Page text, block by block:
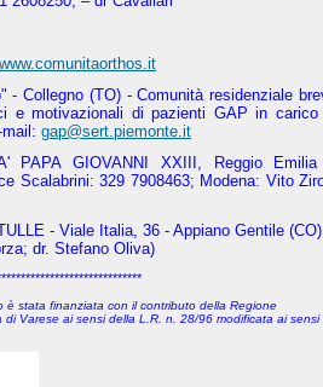
www.comunitaorthos.it
- Collegno (TO) - Comunità residenziale
e motivazionali di pazienti GAP in carico
gap@sert.piemonte.it
PAPA GIOVANNI XXIII, Reggio
Scalabrini: 329 7908463; Modena: Vito
- Viale Italia, 36 - Appiano Gentile
dr. Stefano Oliva)
è stata finanziata con il contributo della Regione
di Varese ai sensi della L.R. n. 28/96 modificata ai sensi